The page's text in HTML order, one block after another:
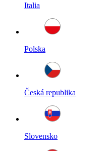
Italia
Polska
Česká republika
Slovensko